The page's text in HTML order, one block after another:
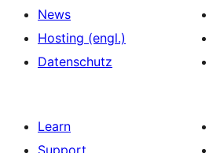
News
Hosting (engl.)
Datenschutz
Learn
Support